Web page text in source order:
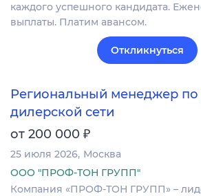
каждого успешного кандидата.
выплаты. Платим авансом.
Откликнуться
Региональный менеджер по
дилерской сети
от 200 000 ₽
25 июля 2026 Москва
ООО "ПРОФ-ТОН ГРУПП"
Компания «ПРОФ-ТОН ГРУПП» –